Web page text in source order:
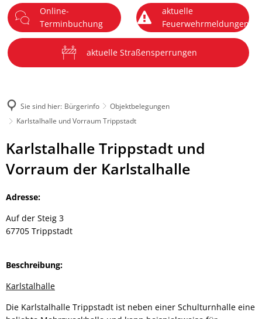
Menü
Online-
Terminbuchung
aktuelle
Feuerwehrmeldungen
aktuelle Straßensperrungen
Sie sind hier: Bürgerinfo
Objektbelegungen
Karlstalhalle und Vorraum Trippstadt
Karlstalhalle
und
Vorraum
Trippstadt
Karlstalhalle Trippstadt und
Vorraum der Karlstalhalle
Adresse:
Auf der Steig 3
67705 Trippstadt
Beschreibung:
Karlstalhalle
Die Karlstalhalle Trippstadt ist neben einer Schulturnhalle eine